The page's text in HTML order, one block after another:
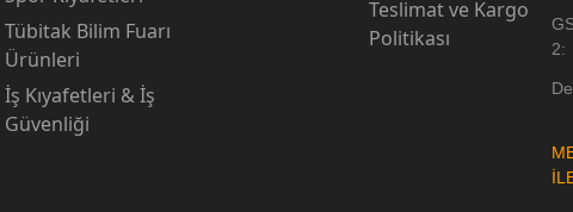
Tübitak Bilim Fuarı
Ürünleri
İş Kıyafetleri & İş
Güvenliği
Teslimat ve Kargo
Politikası
2: